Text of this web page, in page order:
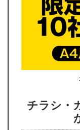
チラシ・